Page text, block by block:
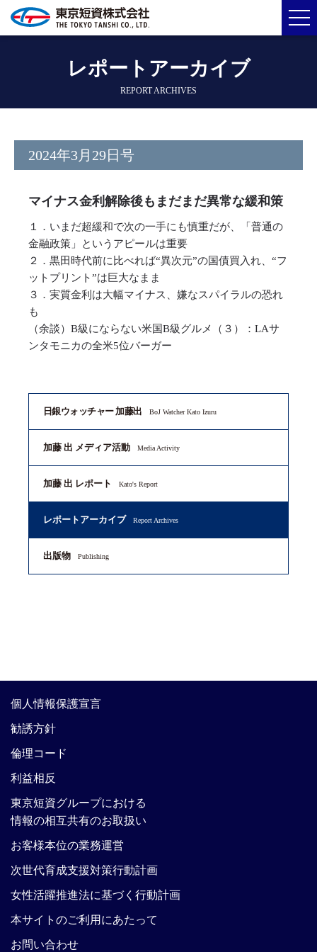
レポートアーカイブ
REPORT ARCHIVES
2024年3月29日号
マイナス金利解除後もまだまだ異常な緩和策
１．いまだ超緩和で次の一手にも慎重だが、「普通の
金融政策」というアピールは重要
２．黒田時代前に比べれば“異次元”の国債買入れ、“フ
ットプリント”は巨大なまま
３．実質金利は大幅マイナス、嫌なスパイラルの恐れ
も
（余談）B級にならない米国B級グルメ（３）：LAサ
ンタモニカの全米5位バーガー
日銀ウォッチャー 加藤出 BoJ Watcher Kato Izuru
加藤 出 メディア活動 Media Activity
加藤 出 レポート Kato's Report
レポートアーカイブ Report Archives
出版物 Publishing
個人情報保護宣言
勧誘方針
倫理コード
利益相反
東京短資グループにおける
情報の相互共有のお取扱い
お客様本位の業務運営
次世代育成支援対策行動計画
女性活躍推進法に基づく行動計画
本サイトのご利用にあたって
お問い合わせ